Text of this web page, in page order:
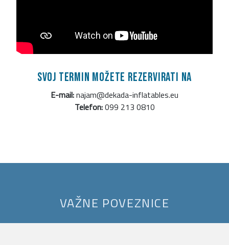
Svoj termin možete rezervirati na
E-mail:najam@dekada-inflatables.eu
Telefon:099 213 0810
VAŽNE POVEZNICE